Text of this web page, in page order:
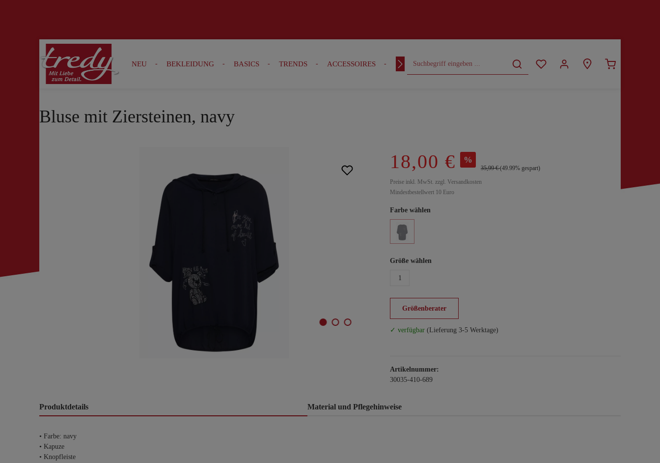
Zur Suche springen Zur Hauptnavigation springen
NEU BEKLEIDUNG BASICS TRENDS ACCESSOIRES OUTFITS CURVY
Bluse mit Ziersteinen, navy
18,00 € %
35,99 €(49.99% gespart)
Preise inkl. MwSt. zzgl. Versandkosten
Mindestbestellwert 10 Euro
Farbe wählen
Größe wählen
1
Größenberater
✓ verfügbar (Lieferung 3-5 Werktage)
Artikelnummer:
30035-410-689
Produktdetails Material und Pflegehinweise
• Farbe: navy
• Kapuze
• Knopfleiste